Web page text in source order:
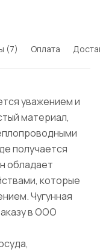
(7) Оплата
уважением и
материал,
получается
обладает
которые
Чугунная
в ООО